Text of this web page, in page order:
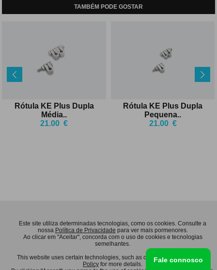
Este site utiliza determinadas tecnologias, como os cookies. Consulte a
nossa Política de Privacidade para ver mais pormenores.
Ao clicar em "Aceitar", concorda com o uso de cookies e tecnologias
semelhantes.
This website uses certain technologies, such as cookies. See ourPrivacy
Policy for more details.
TAMBÉM PODE GOSTAR
Rótula KE Plus Dupla
Média..
21.00 €
Rótula KE Plus Dupla
Pequena..
21.00 €
INFORMAÇÕES
Recursos Humanos
Política de Privacidade
APOIO AO CLIENTE
Cuidado com o material
Encomendas & Pagamentos
Trocas & Devoluções
Livro de Reclamações
Fale connosco